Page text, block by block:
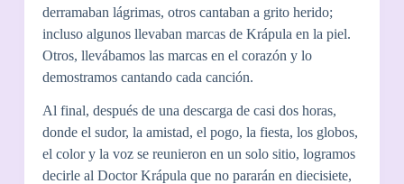
derramaban lágrimas, otros cantaban a grito herido;
incluso algunos llevaban marcas de Krápula en la piel.
Otros, llevábamos las marcas en el corazón y lo
demostramos cantando cada canción.
Al final, después de una descarga de casi dos horas,
donde el sudor, la amistad, el pogo, la fiesta, los globos,
el color y la voz se reunieron en un solo sitio, logramos
decirle al Doctor Krápula que no pararán en diecisiete,